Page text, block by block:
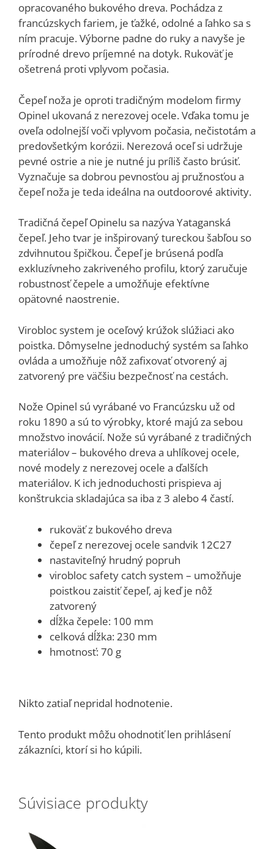
opracovaného bukového dreva. Pochádza z
francúzskych fariem, je ťažké, odolné a ľahko sa s
ním pracuje. Výborne padne do ruky a navyše je
prírodné drevo príjemné na dotyk. Rukoväť je
ošetrená proti vplyvom počasia.
Čepeľ noža je oproti tradičným modelom firmy
Opinel ukovaná z nerezovej ocele. Vďaka tomu je
oveľa odolnejší voči vplyvom počasia, nečistotám a
predovšetkým korózii. Nerezová oceľ si udržuje
pevné ostrie a nie je nutné ju príliš často brúsiť.
Vyznačuje sa dobrou pevnosťou aj pružnosťou a
čepeľ noža je teda ideálna na outdoorové aktivity.
Tradičná čepeľ Opinelu sa nazýva Yataganská
čepeľ. Jeho tvar je inšpirovaný tureckou šabľou so
zdvihnutou špičkou. Čepeľ je brúsená podľa
exkluzívneho zakriveného profilu, ktorý zaručuje
robustnosť čepele a umožňuje efektívne
opätovné naostrenie.
Virobloc system je oceľový krúžok slúžiaci ako
poistka. Dômyselne jednoduchý systém sa ľahko
ovláda a umožňuje nôž zafixovať otvorený aj
zatvorený pre väčšiu bezpečnosť na cestách.
Nože Opinel sú vyrábané vo Francúzsku už od
roku 1890 a sú to výrobky, ktoré majú za sebou
množstvo inovácií. Nože sú vyrábané z tradičných
materiálov – bukového dreva a uhlíkovej ocele,
nové modely z nerezovej ocele a ďalších
materiálov. K ich jednoduchosti prispieva aj
konštrukcia skladajúca sa iba z 3 alebo 4 častí.
rukoväť z bukového dreva
čepeľ z nerezovej ocele sandvik 12C27
nastaviteľný hrudný popruh
virobloc safety catch system – umožňuje
poistkou zaistiť čepeľ, aj keď je nôž
zatvorený
dĺžka čepele: 100 mm
celková dĺžka: 230 mm
hmotnosť: 70 g
Nikto zatiaľ nepridal hodnotenie.
Tento produkt môžu ohodnotiť len prihlásení
zákazníci, ktorí si ho kúpili.
Súvisiace produkty